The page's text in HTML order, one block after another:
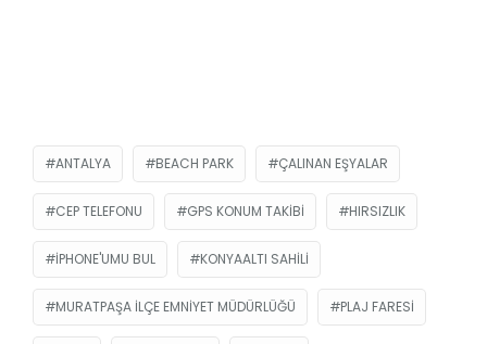
ANTALYA BEACH PARK ÇALINAN EŞYALAR
CEP TELEFONU GPS KONUM TAKIBI HIRSIZLIK
IPHONE'UMU BUL KONYAALTI SAHILI
MURATPAŞA İLÇE EMNIYET MÜDÜRLÜĞÜ PLAJ FARESI